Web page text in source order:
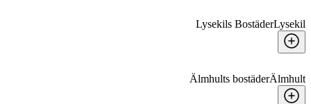
Lysekils BostäderLysekil
Älmhults bostäderÄlmhult